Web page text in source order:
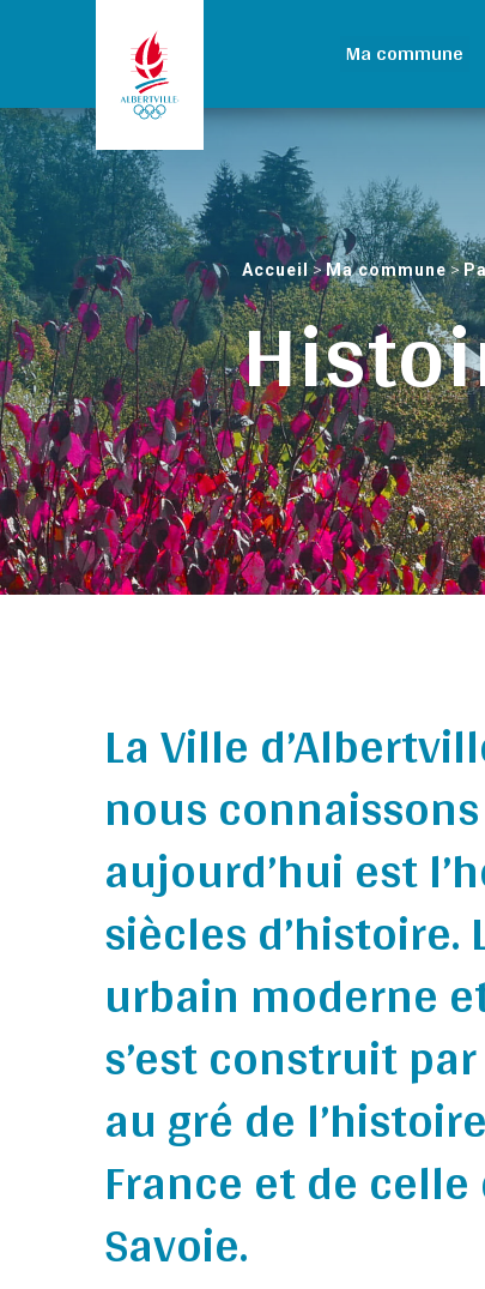
Ma commune
Accueil>Ma commune>
La Ville
nous connaissons
aujourd’hui est
siècles d’histoire.
urbain moderne
s’est construit
au gré de
France et de
Savoie.